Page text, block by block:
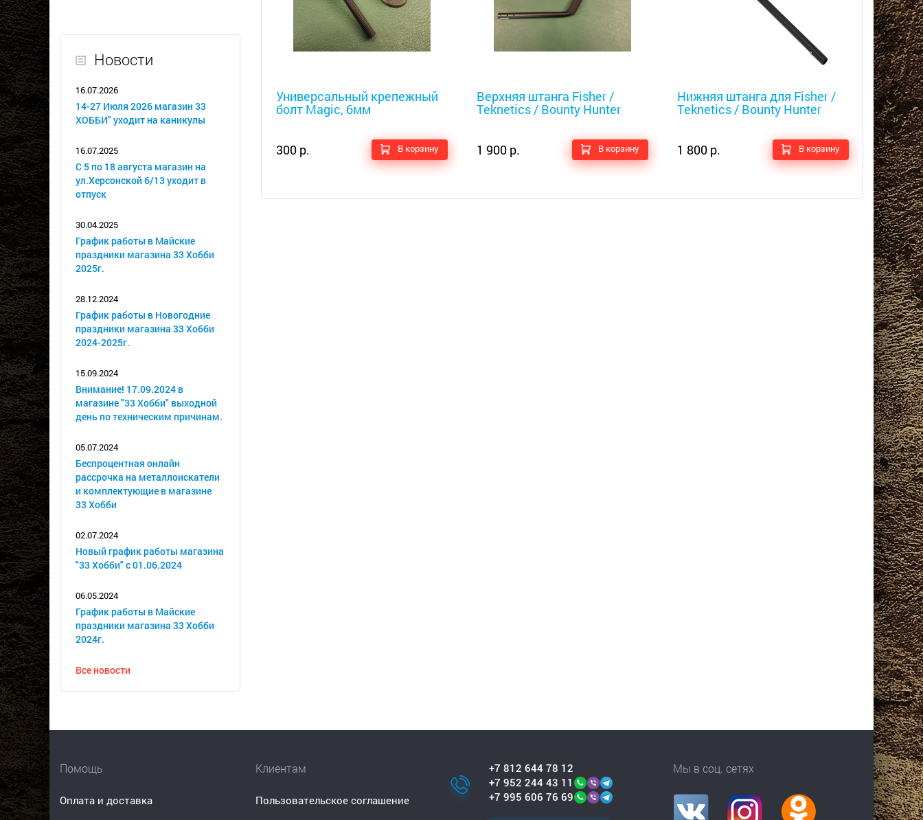
Новости
16.07.2026
14-27 Июля 2026 магазин 33
ХОББИ" уходит на каникулы
16.07.2025
С 5 по 18 августа магазин на
ул.Херсонской 6/13 уходит в
отпуск
30.04.2025
График работы в Майские
праздники магазина 33 Хобби
2025г.
28.12.2024
График работы в Новогодние
праздники магазина 33 Хобби
2024-2025г.
15.09.2024
Внимание! 17.09.2024 в
магазине "33 Хобби" выходной
день по техническим причинам.
05.07.2024
Беспроцентная онлайн
рассрочка на металлоискатели
и комплектующие в магазине
33 Хобби
02.07.2024
Новый график работы магазина
"33 Хобби" с 01.06.2024
06.05.2024
График работы в Майские
праздники магазина 33 Хобби
2024г.
Все новости
Универсальный крепежный
болт Magic, 6мм
300 р. В корзину
Верхняя штанга Fisher /
Teknetics / Bounty Hunter
1 900 р. В корзину
Нижняя штанга для Fisher /
Teknetics / Bounty Hunter
1 800 р. В корзину 2 200 р.
Помощь
Оплата и доставка
Клиентам
Пользовательское соглашение
+7 812 644 78 12
+7 952 244 43 11
+7 995 606 76 69
Мы в соц. сетях